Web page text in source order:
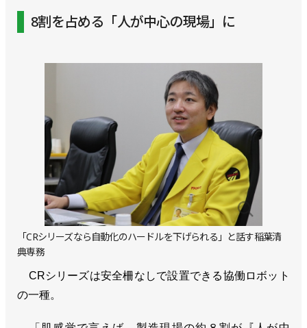
8割を占める「人が中心の現場」に
「CRシリーズなら自動化のハードルを下げられる」と話す稲葉清
典専務
CRシリーズは安全柵なしで設置できる協働ロボット
の一種。